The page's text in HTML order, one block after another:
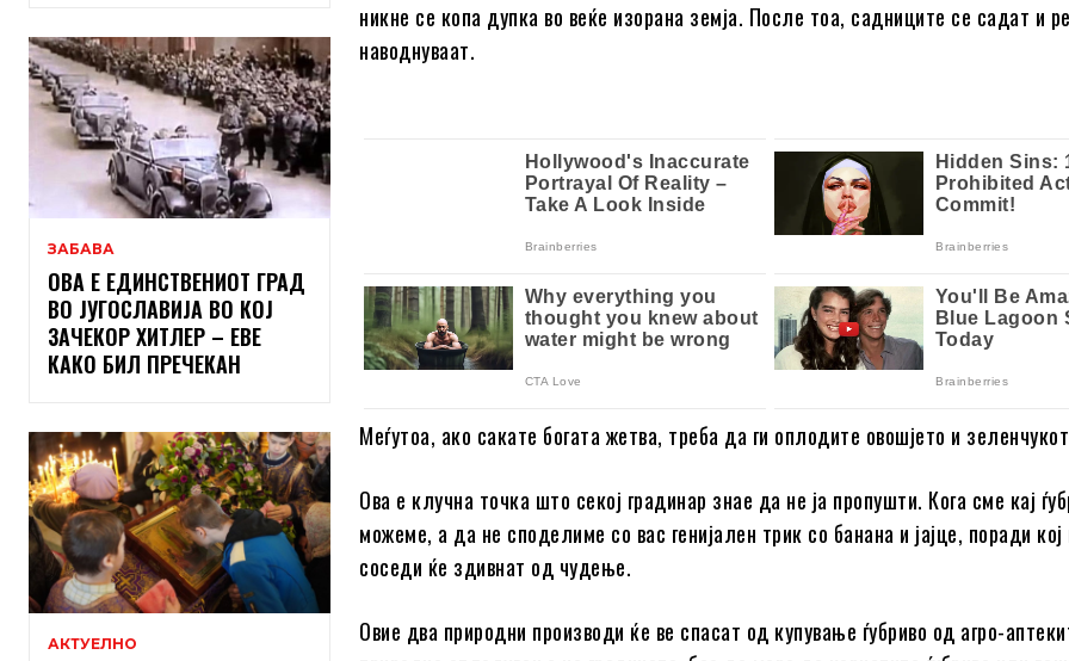
ЗАБАВА
ОВА Е ЕДИНСТВЕНИОТ ГРАД
ВО ЈУГОСЛАВИЈА ВО КОЈ
ЗАЧЕКОР ХИТЛЕР – ЕВЕ
КАКО БИЛ ПРЕЧЕКАН
АКТУЕЛНО
никне се копа дупка во веќе изорана земја. После тоа, садниците се садат и
наводнуваат.
Меѓутоа, ако сакате богата жетва, треба да ги оплодите овошјето и
Ова е клучна точка што секој градинар знае да не ја пропушти. Кога сме кај
можеме, а да не споделиме со вас генијален трик со банана и јајце, поради
соседи ќе здивнат од чудење.
Овие два природни производи ќе ве спасат од купување ѓубриво од агро-